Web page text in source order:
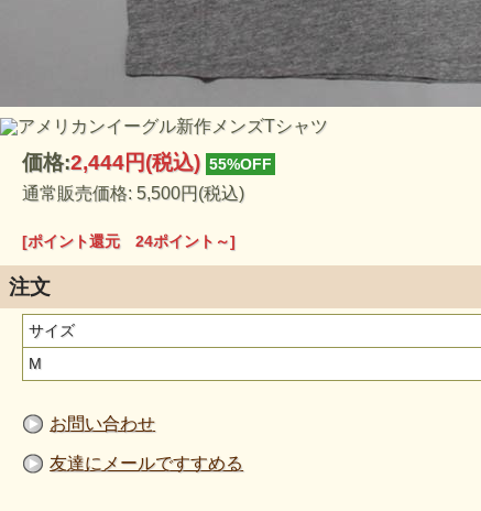
価格:2,444円(税込) 55%OFF
通常販売価格: 5,500円(税込)
[ポイント還元 24ポイント～]
注文
サイズ
M
お問い合わせ
友達にメールですすめる